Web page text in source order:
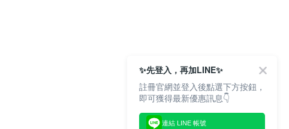
✨先登入，再加LINE✨
註冊官網並登入後點選下方按鈕，
即可獲得最新優惠訊息👇
連結 LINE 帳號